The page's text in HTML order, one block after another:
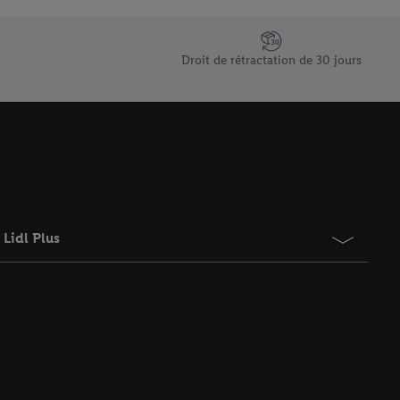
Droit de rétractation de 30 jours
Lidl Plus
à tout moment